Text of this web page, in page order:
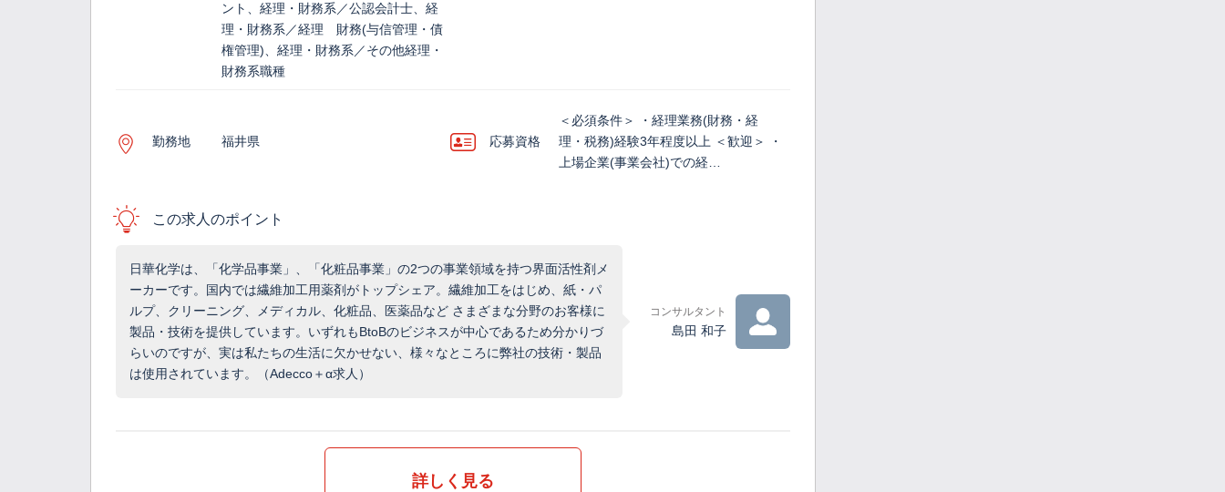
ント、経理・財務系／公認会計士、経
理・財務系／経理 財務(与信管理・債
権管理)、経理・財務系／その他経理・
財務系職種
勤務地 福井県 応募資格
＜必須条件＞ ・経理業務(財務・経
理・税務)経験3年程度以上 ＜歓迎＞ ・
上場企業(事業会社)での経…
この求人のポイント
日華化学は、「化学品事業」、「化粧品事業」の2つの事業領域を持つ界面活性剤メ
ーカーです。国内では繊維加工用薬剤がトップシェア。繊維加工をはじめ、紙・パ
ルプ、クリーニング、メディカル、化粧品、医薬品など さまざまな分野のお客様に
製品・技術を提供しています。いずれもBtoBのビジネスが中心であるため分かりづ
らいのですが、実は私たちの生活に欠かせない、様々なところに弊社の技術・製品
は使用されています。（Adecco＋α求人）
コンサルタント
島田 和子
詳しく見る